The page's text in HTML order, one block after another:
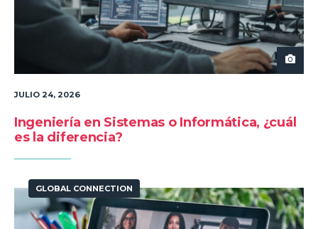
JULIO 24, 2026
Ingeniería en Sistemas o Informática, ¿cuál
es la diferencia?
GLOBAL CONNECTION